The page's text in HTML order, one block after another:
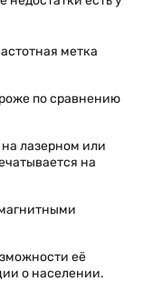
метка
по сравнению
лазерном или
на
её
о населении.